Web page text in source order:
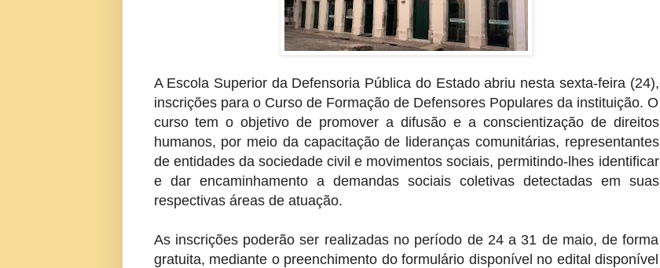
A Escola Superior da Defensoria Pública do Estado abriu nesta sexta-feira (24),
inscrições para o Curso de Formação de Defensores Populares da instituição. O
curso tem o objetivo de promover a difusão e a conscientização de direitos
humanos, por meio da capacitação de lideranças comunitárias, representantes
de entidades da sociedade civil e movimentos sociais, permitindo-lhes identificar
e dar encaminhamento a demandas sociais coletivas detectadas em suas
respectivas áreas de atuação.
As inscrições poderão ser realizadas no período de 24 a 31 de maio, de forma
gratuita, mediante o preenchimento do formulário disponível no edital disponível